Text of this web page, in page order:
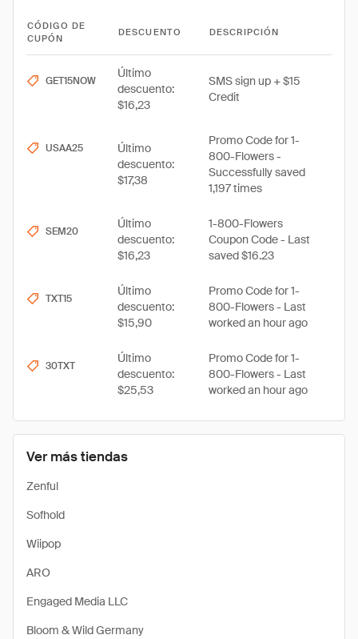
Ver más tiendas
Zenful
Sofhold
Wiipop
ARO
Engaged Media LLC
Bloom & Wild Germany
CÓDIGO DE
CUPÓN
DESCUENTO DESCRIPCIÓN
GET15NOW
Último
descuento:
$16,23
SMS sign up + $15
Credit
USAA25
Último
descuento:
$17,38
Promo Code for 1-
800-Flowers -
Successfully saved
1,197 times
SEM20
Último
descuento:
$16,23
1-800-Flowers
Coupon Code - Last
saved $16.23
TXT15
Último
descuento:
$15,90
Promo Code for 1-
800-Flowers - Last
worked an hour ago
30TXT
Último
descuento:
$25,53
Promo Code for 1-
800-Flowers - Last
worked an hour ago